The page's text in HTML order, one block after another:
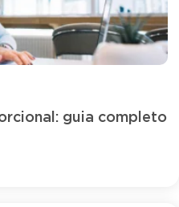
guia completo